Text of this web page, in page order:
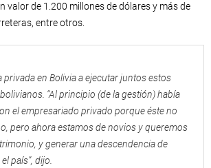
valor de 1.200 millones de dólares y más de
entre otros.
privada en Bolivia a ejecutar juntos estos
“Al principio (de la gestión) había
el empresariado privado porque éste no
pero ahora estamos de novios y queremos
y generar una descendencia de
país”, dijo.